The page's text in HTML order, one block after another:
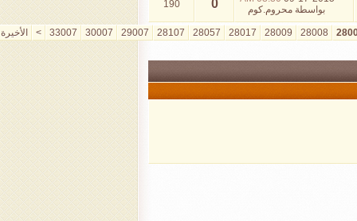
بواسطة محروم.كوم 0
190
28008
28009
28017
28057
28107
29007
30007
33007
>